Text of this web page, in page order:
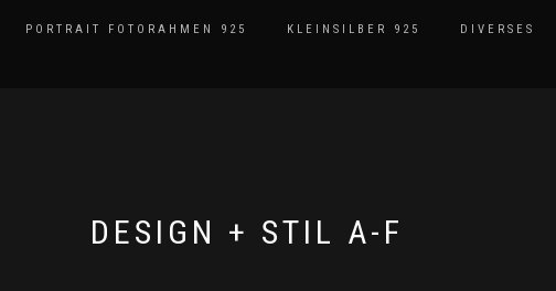
PORTRAIT FOTORAHMEN 925 KLEINSILBER 925 DIVERSES
DESIGN + STIL A-F